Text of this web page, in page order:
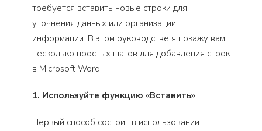
требуется вставить новые строки для
уточнения данных или организации
информации. В этом руководстве я покажу вам
несколько простых шагов для добавления строк
в Microsoft Word.
1. Используйте функцию «Вставить»
Первый способ состоит в использовании